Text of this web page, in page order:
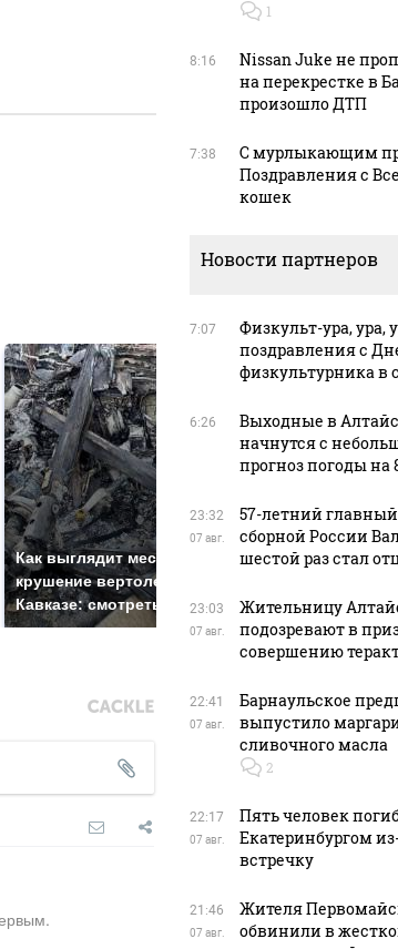
Как выглядит место
крушение вертолета на
Кавказе: смотреть
Не ешьте эту
магазина:
1
8:16
Nissan Juke не
на перекрестке в
произошло ДТП
7:38
С мурлыкающим
Поздравления с
кошек
Новости партнеров
7:07
Физкульт-ура, ура,
поздравления с
физкультурника в
6:26
Выходные в
начнутся с
прогноз погоды на
23:32
07 авг.
57-летний
сборной России
шестой раз стал
23:03
07 авг.
Жительницу
подозревают в
совершению
22:41
07 авг.
Барнаульское
выпустило
сливочного масла
2
22:17
07 авг.
Пять человек
Екатеринбургом
встречку
21:46
07 авг.
Жителя
обвинили в